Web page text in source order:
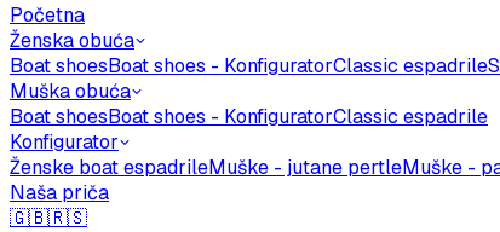
Početna
Ženska obuća
Boat shoesBoat shoes - KonfiguratorClassic espadrile
Muška obuća
Boat shoesBoat shoes - KonfiguratorClassic espadrile
Konfigurator
Ženske boat espadrileMuške - jutane pertleMuške -
Naša priča
🇬🇧🇷🇸